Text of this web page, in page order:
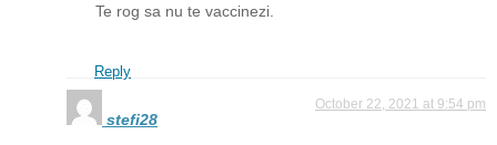
Te rog sa nu te vaccinezi.
Reply
stefi28
October 22, 2021 at 9:54 pm